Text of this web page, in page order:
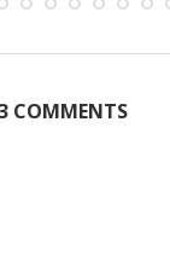
COMMENTS